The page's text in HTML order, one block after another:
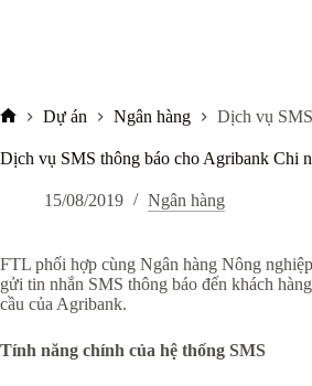
chủ
Dự án Ngân hàng Dịch vụ
Dịch vụ SMS thông báo cho Agribank Chi
15/08/2019 Ngân hàng
FTL phối hợp cùng Ngân hàng Nông
gửi tin nhắn SMS thông báo đến khách
cầu của Agribank.
Tính năng chính của hệ thống SMS